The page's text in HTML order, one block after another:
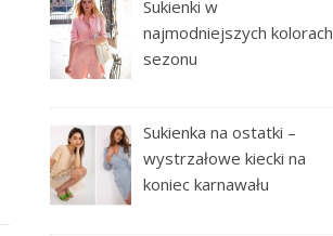
Sukienki w
najmodniejszych kolorach
sezonu
Sukienka na ostatki –
wystrzałowe kiecki na
koniec karnawału